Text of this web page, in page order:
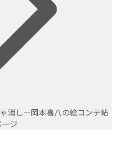
ゃ消し―岡本喜八の絵コンテ帖
ージ